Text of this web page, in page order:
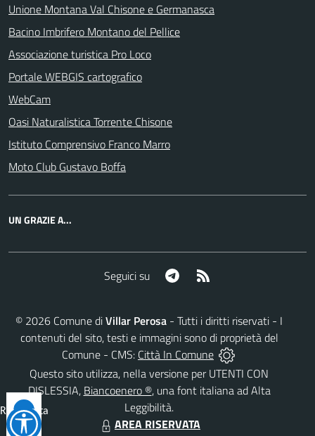
Unione Montana Val Chisone e Germanasca
Bacino Imbrifero Montano del Pellice
Associazione turistica Pro Loco
Portale WEBGIS cartografico
WebCam
Oasi Naturalistica Torrente Chisone
Istituto Comprensivo Franco Marro
Moto Club Gustavo Boffa
UN GRAZIE A...
Seguici su Telegram
© 2026 Comune diVillar Perosa - Tutti i diritti riservati - I
contenuti del sito, testi e immagini sono di proprietà del
Comune - CMS: Città In Comune
Questo sito utilizza, nella versione per UTENTI CON
DISLESSIA, Biancoenero ®, una font italiana ad Alta
Leggibilità.
AREA RISERVATA
Reimposta
tutto